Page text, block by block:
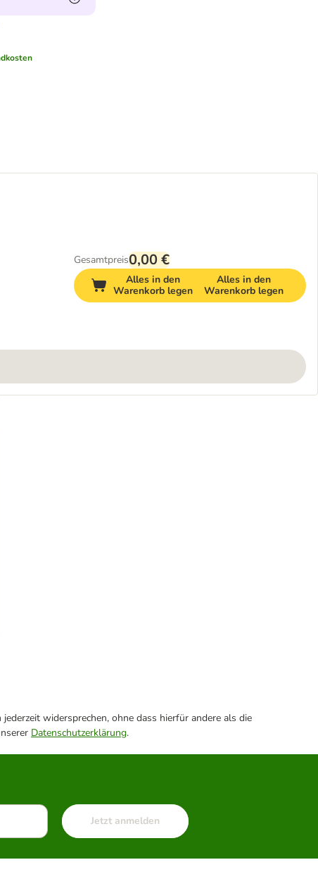
Gesamtpreis0,00 €
Alles in den
Warenkorb legen
Alles in den
Warenkorb legen
widersprechen, ohne dass hierfür andere als die
Datenschutzerklärung.
Jetzt anmelden